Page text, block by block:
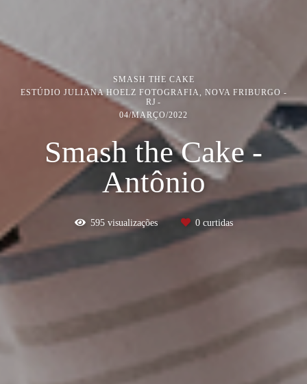
SMASH THE CAKE
ESTÚDIO JULIANA HOELZ FOTOGRAFIA, NOVA FRIBURGO -
RJ
04/MARÇO/2022
Smash the Cake -
Antônio
595visualizações 0curtidas